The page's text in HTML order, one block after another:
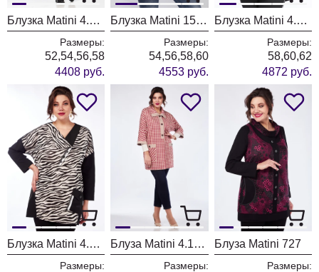
Блузка Matini 4.1545/1 Клетка+черный
Размеры:
52,54,56,58
4408 руб.
Блузка Matini 1530/1 белая
Размеры:
54,56,58,60
4553 руб.
Блузка Matini 4.1244/1 полоска
Размеры:
58,60,62
4872 руб.
Блузка Matini 4.1244/1 зебра
Размеры:
Блуза Matini 4.1626
Размеры:
Блуза Matini 727
Размеры: